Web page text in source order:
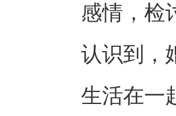
感情，检
认识到，
生活在一